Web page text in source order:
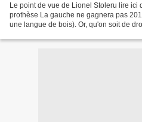
Le point de vue de Lionel Stoleru lire ici
prothèse La gauche ne gagnera pas
une langue de bois). Or, qu'on soit de